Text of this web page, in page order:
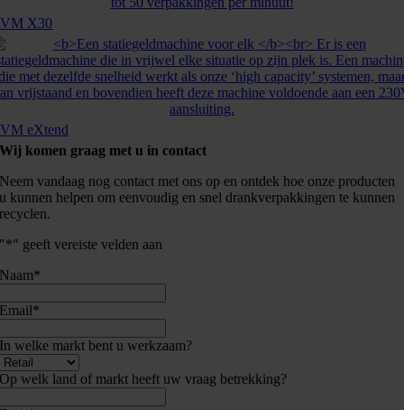
X30
eXtend
Wij komen graag met u in contact
Neem vandaag nog contact met ons op en ontdek hoe onze producten
u kunnen helpen om eenvoudig en snel drankverpakkingen te kunnen
recyclen.
"*" geeft vereiste velden aan
Naam*
Email*
In welke markt bent u werkzaam?
Op welk land of markt heeft uw vraag betrekking?